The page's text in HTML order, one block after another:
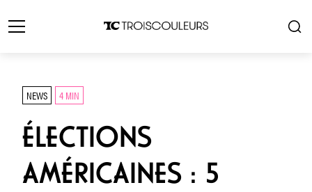
NEWS 4 MIN
ÉLECTIONS
AMÉRICAINES : 5